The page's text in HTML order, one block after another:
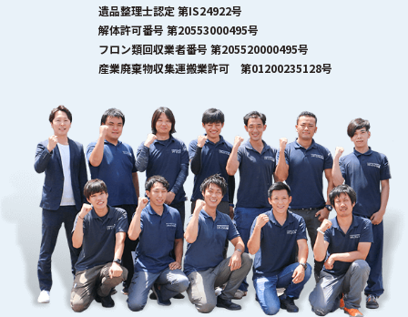
遺品整理士認定 第IS24922号
解体許可番号 第20553000495号
フロン類回収業者番号 第205520000495号
産業廃棄物収集運搬業許可 第01200235128号